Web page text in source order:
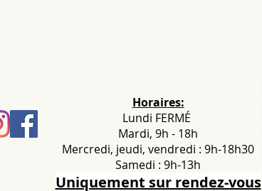
Horaires:
Lundi FERMÉ
Mardi, 9h - 18h
Mercredi, jeudi, vendredi : 9h-18h30
Samedi : 9h-13h
Uniquement sur rendez-vous